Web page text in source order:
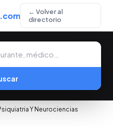
← Volver al
directorio
Y Neurociencias